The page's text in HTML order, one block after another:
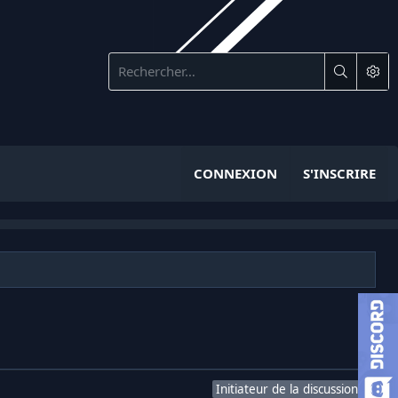
CONNEXION S'INSCRIRE
Initiateur de la discussion